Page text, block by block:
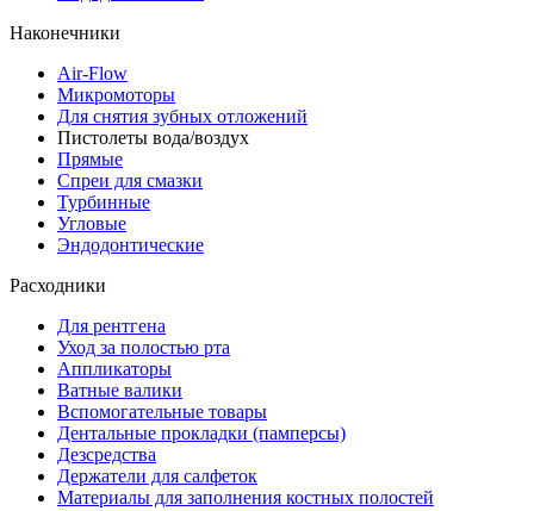
Наконечники
Air-Flow
Микромоторы
Для снятия зубных отложений
Пистолеты вода/воздух
Прямые
Спреи для смазки
Турбинные
Угловые
Эндодонтические
Расходники
Для рентгена
Уход за полостью рта
Аппликаторы
Ватные валики
Вспомогательные товары
Дентальные прокладки (памперсы)
Дезсредства
Держатели для салфеток
Материалы для заполнения костных полостей